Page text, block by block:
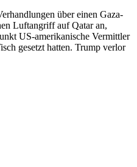
über einen Gaza-
Luftangriff auf Qatar an,
US-amerikanische Vermittler
gesetzt hatten. Trump verlor